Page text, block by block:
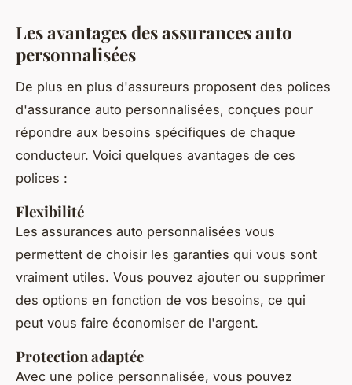
Les avantages des assurances auto
personnalisées
De plus en plus d'assureurs proposent des polices
d'assurance auto personnalisées, conçues pour
répondre aux besoins spécifiques de chaque
conducteur. Voici quelques avantages de ces
polices :
Flexibilité
Les assurances auto personnalisées vous
permettent de choisir les garanties qui vous sont
vraiment utiles. Vous pouvez ajouter ou supprimer
des options en fonction de vos besoins, ce qui
peut vous faire économiser de l'argent.
Protection adaptée
Avec une police personnalisée, vous pouvez